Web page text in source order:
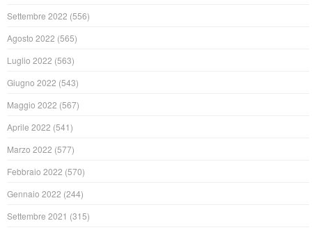
Settembre 2022 (556)
Agosto 2022 (565)
Luglio 2022 (563)
Giugno 2022 (543)
Maggio 2022 (567)
Aprile 2022 (541)
Marzo 2022 (577)
Febbraio 2022 (570)
Gennaio 2022 (244)
Settembre 2021 (315)